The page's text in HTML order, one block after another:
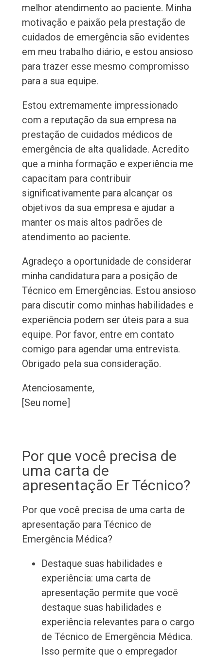
melhor atendimento ao paciente. Minha
motivação e paixão pela prestação de
cuidados de emergência são evidentes
em meu trabalho diário, e estou ansioso
para trazer esse mesmo compromisso
para a sua equipe.
Estou extremamente impressionado
com a reputação da sua empresa na
prestação de cuidados médicos de
emergência de alta qualidade. Acredito
que a minha formação e experiência me
capacitam para contribuir
significativamente para alcançar os
objetivos da sua empresa e ajudar a
manter os mais altos padrões de
atendimento ao paciente.
Agradeço a oportunidade de considerar
minha candidatura para a posição de
Técnico em Emergências. Estou ansioso
para discutir como minhas habilidades e
experiência podem ser úteis para a sua
equipe. Por favor, entre em contato
comigo para agendar uma entrevista.
Obrigado pela sua consideração.
Atenciosamente,
[Seu nome]
Por que você precisa de
uma carta de
apresentação Er Técnico?
Por que você precisa de uma carta de
apresentação para Técnico de
Emergência Médica?
Destaque suas habilidades e
experiência: uma carta de
apresentação permite que você
destaque suas habilidades e
experiência relevantes para o cargo
de Técnico de Emergência Médica.
Isso permite que o empregador